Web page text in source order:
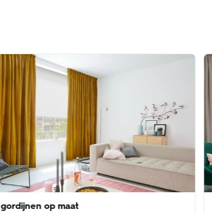
gordijnen op maat